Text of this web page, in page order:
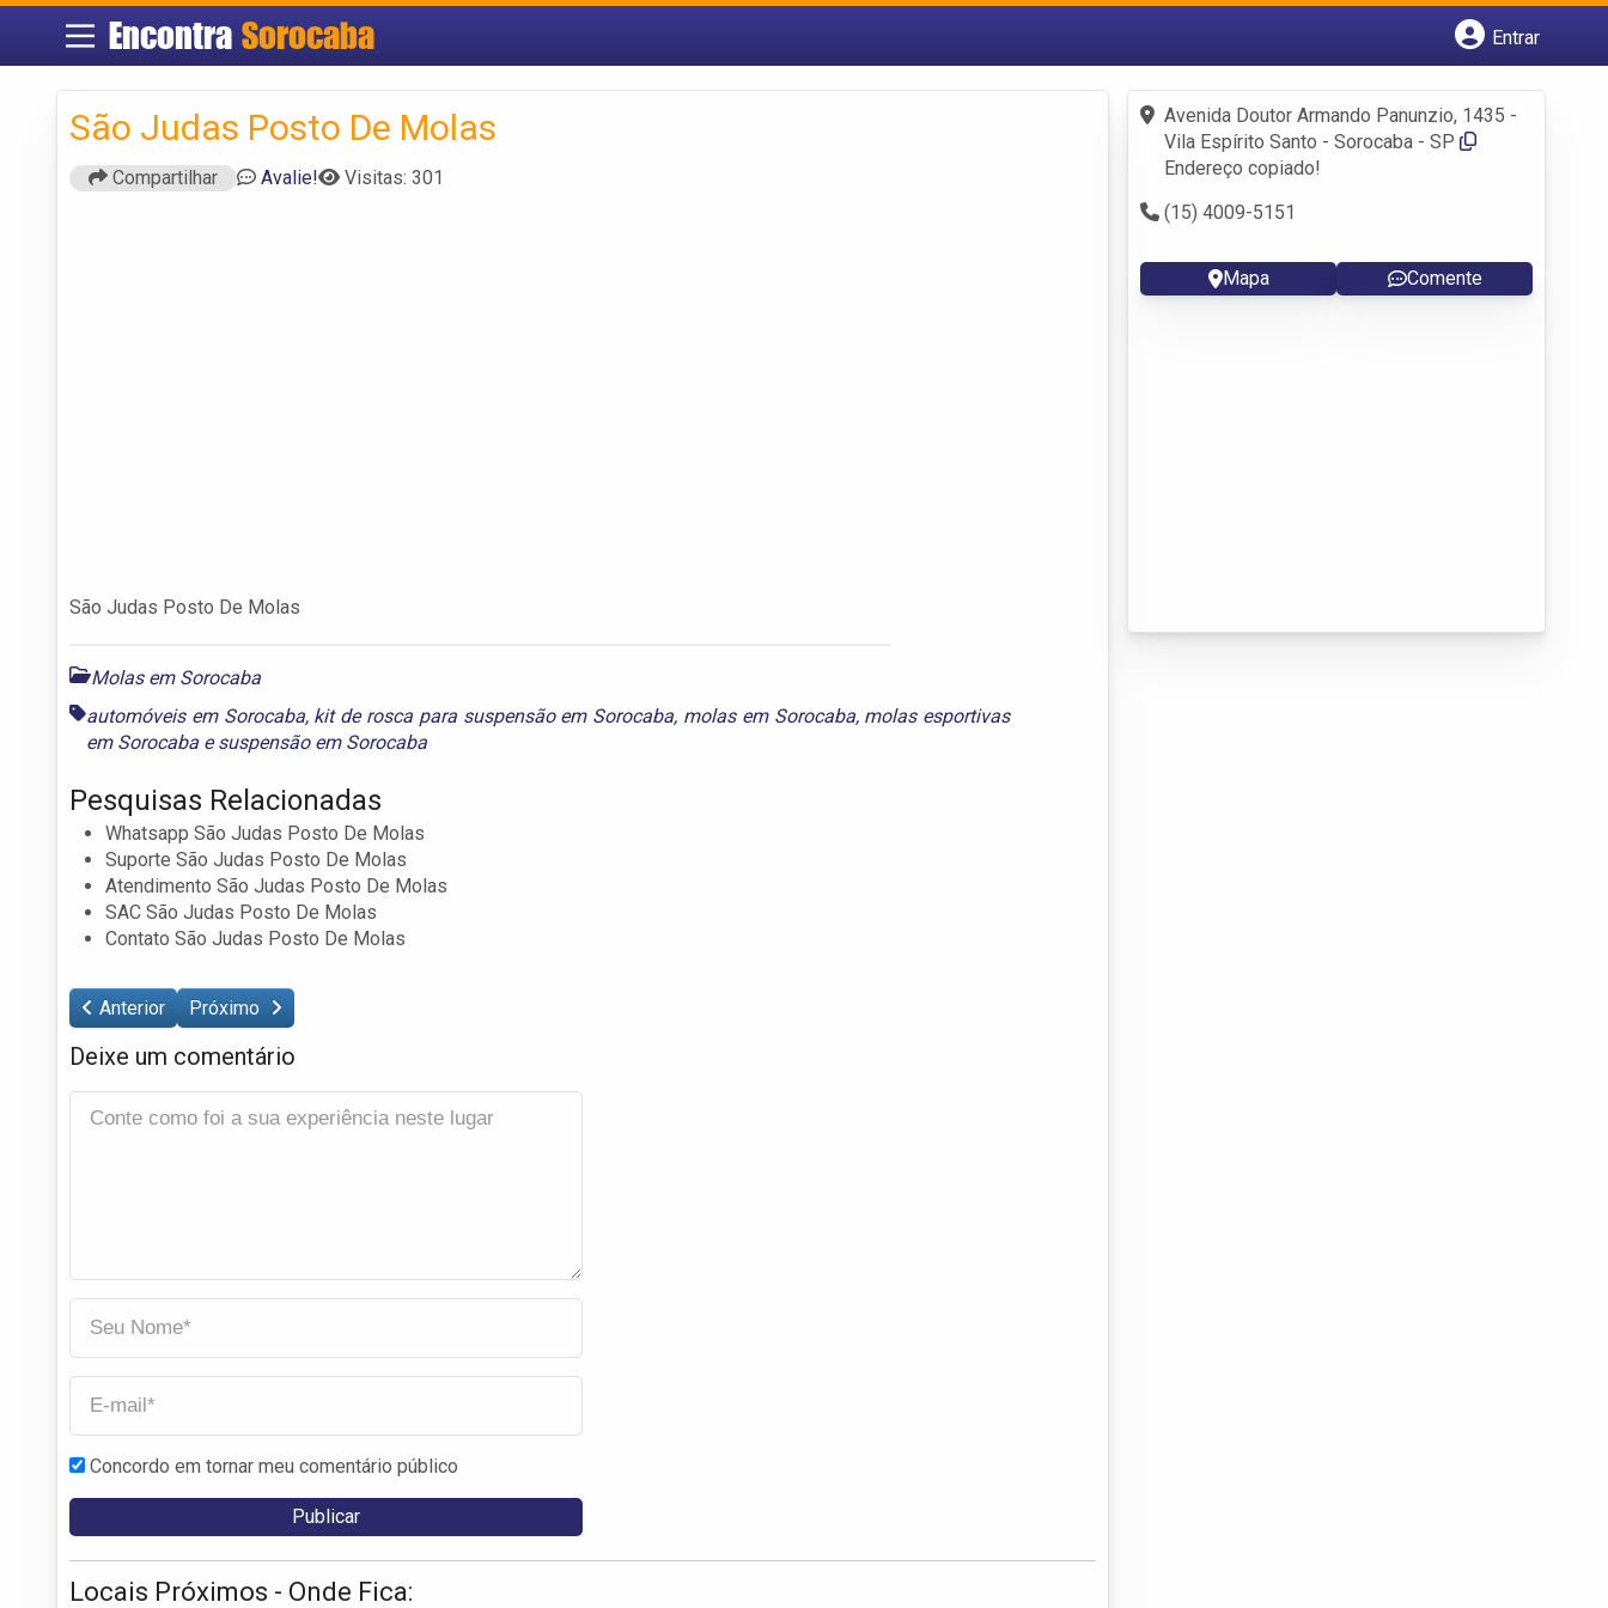
Encontra Sorocaba
Entrar
Fazer login
Criar conta
São Judas Posto De Molas
Compartilhar Avalie! Visitas: 301
São Judas Posto De Molas
Molas em Sorocaba
automóveis em Sorocaba, kit de rosca para suspensão em Sorocaba, molas em Sorocaba, molas esportivas
em Sorocaba esuspensão em Sorocaba
Pesquisas Relacionadas
Whatsapp São Judas Posto De Molas
Suporte São Judas Posto De Molas
Atendimento São Judas Posto De Molas
SAC São Judas Posto De Molas
Contato São Judas Posto De Molas
Anterior Próximo
Deixe um comentário
Concordo em tornar meu comentário público
Locais Próximos - Onde Fica:
Avenida Doutor Armando Panunzio, 1435 -
Vila Espírito Santo - Sorocaba - SP
Endereço copiado!
(15) 4009-5151
Mapa Comente